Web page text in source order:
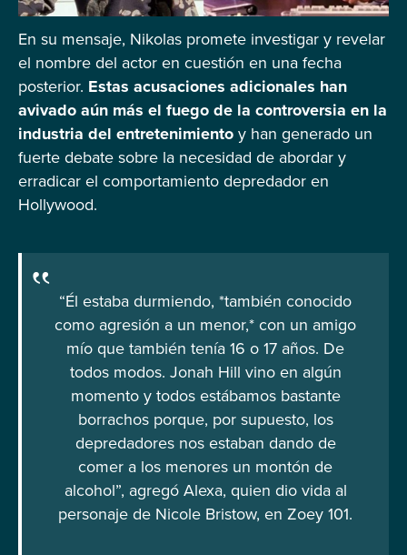
En su mensaje, Nikolas promete investigar y revelar
el nombre del actor en cuestión en una fecha
posterior. Estas acusaciones adicionales han
avivado aún más el fuego de la controversia en la
industria del entretenimientoy han generado un
fuerte debate sobre la necesidad de abordar y
erradicar el comportamiento depredador en
Hollywood.
“Él estaba durmiendo, *también conocido
como agresión a un menor,* con un amigo
mío que también tenía 16 o 17 años. De
todos modos. Jonah Hill vino en algún
momento y todos estábamos bastante
borrachos porque, por supuesto, los
depredadores nos estaban dando de
comer a los menores un montón de
alcohol”, agregó Alexa, quien dio vida al
personaje de Nicole Bristow, en Zoey 101.